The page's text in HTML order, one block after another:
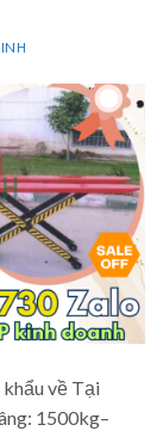
về Tại
1500kg–